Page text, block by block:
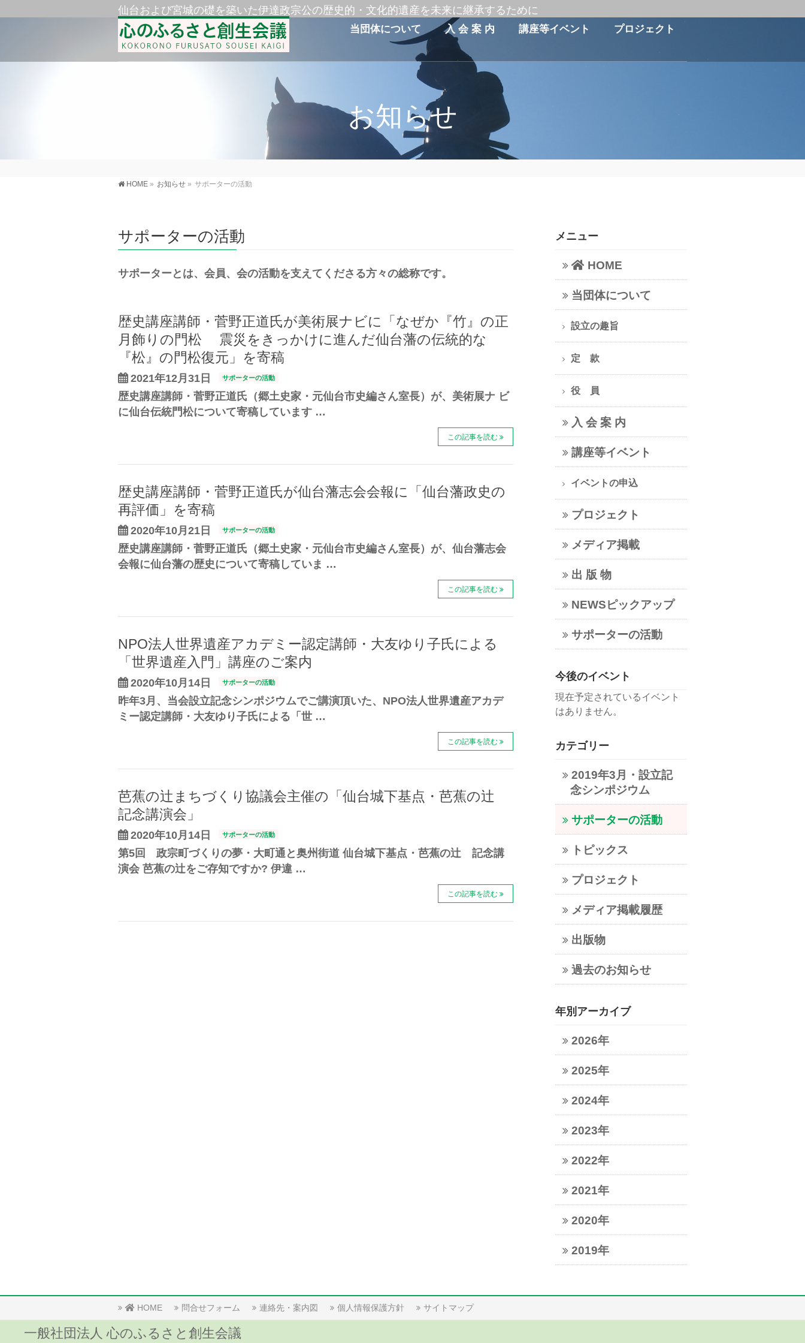
仙台および宮城の礎を築いた伊達政宗公の歴史的・文化的遺産を未来に継承するために
当団体について 入 会 案 内 講座等イベント プロジェクト
お知らせ
HOME » お知らせ » サポーターの活動
サポーターの活動
サポーターとは、会員、会の活動を支えてくださる方々の総称です。
歴史講座講師・菅野正道氏が美術展ナビに「なぜか『竹』の正
月飾りの門松 震災をきっかけに進んだ仙台藩の伝統的な
『松』の門松復元」を寄稿
2021年12月31日 サポーターの活動
歴史講座講師・菅野正道氏（郷土史家・元仙台市史編さん室長）が、美術展ナ ビ
に仙台伝統門松について寄稿しています …
この記事を読む
歴史講座講師・菅野正道氏が仙台藩志会会報に「仙台藩政史の
再評価」を寄稿
2020年10月21日 サポーターの活動
歴史講座講師・菅野正道氏（郷土史家・元仙台市史編さん室長）が、仙台藩志会
会報に仙台藩の歴史について寄稿していま …
この記事を読む
NPO法人世界遺産アカデミー認定講師・大友ゆり子氏による
「世界遺産入門」講座のご案内
2020年10月14日 サポーターの活動
昨年3月、当会設立記念シンポジウムでご講演頂いた、NPO法人世界遺産アカデ
ミー認定講師・大友ゆり子氏による「世 …
この記事を読む
芭蕉の辻まちづくり協議会主催の「仙台城下基点・芭蕉の辻
記念講演会」
2020年10月14日 サポーターの活動
第5回 政宗町づくりの夢・大町通と奥州街道 仙台城下基点・芭蕉の辻 記念講
演会 芭蕉の辻をご存知ですか? 伊違 …
この記事を読む
メニュー
HOME
当団体について
設立の趣旨
定 款
役 員
入 会 案 内
講座等イベント
イベントの申込
プロジェクト
メディア掲載
出 版 物
NEWSピックアップ
サポーターの活動
今後のイベント
現在予定されているイベント
はありません。
カテゴリー
2019年3月・設立記
念シンポジウム
サポーターの活動
トピックス
プロジェクト
メディア掲載履歴
出版物
過去のお知らせ
年別アーカイブ
2026年
2025年
2024年
2023年
2022年
2021年
2020年
2019年
HOME 問合せフォーム 連絡先・案内図 個人情報保護方針 サイトマップ
一般社団法人 心のふるさと創生会議